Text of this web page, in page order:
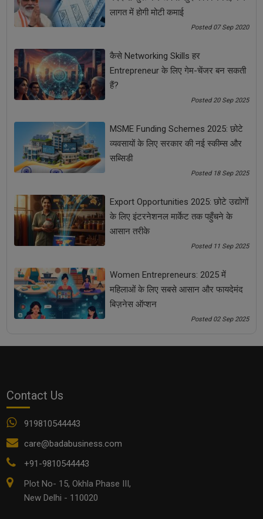
papad making raw material Pickle Business
pickle startup in india
आचार पापड़ बिज़नेस घर में आचार बनाना "
COMMENTS See all
OTHER ARTICLES
लागत में होगी मोटी कमाई
Posted 07 Sep 2020
कैसे Networking Skills हर
Entrepreneur के लिए गेम-चेंजर बन सकती
हैं?
Posted 20 Sep 2025
MSME Funding Schemes 2025: छोटे
व्यवसायों के लिए सरकार की नई स्कीम्स और
सब्सिडी
Posted 18 Sep 2025
Export Opportunities 2025: छोटे उद्योगों
के लिए इंटरनेशनल मार्केट तक पहुँचने के
आसान तरीके
Posted 11 Sep 2025
Women Entrepreneurs: 2025 में
महिलाओं के लिए सबसे आसान और फायदेमंद
बिज़नेस ऑप्शन
Posted 02 Sep 2025
Contact Us
919810544443
care@badabusiness.com
+91-9810544443
Plot No- 15, Okhla Phase III,
New Delhi - 110020